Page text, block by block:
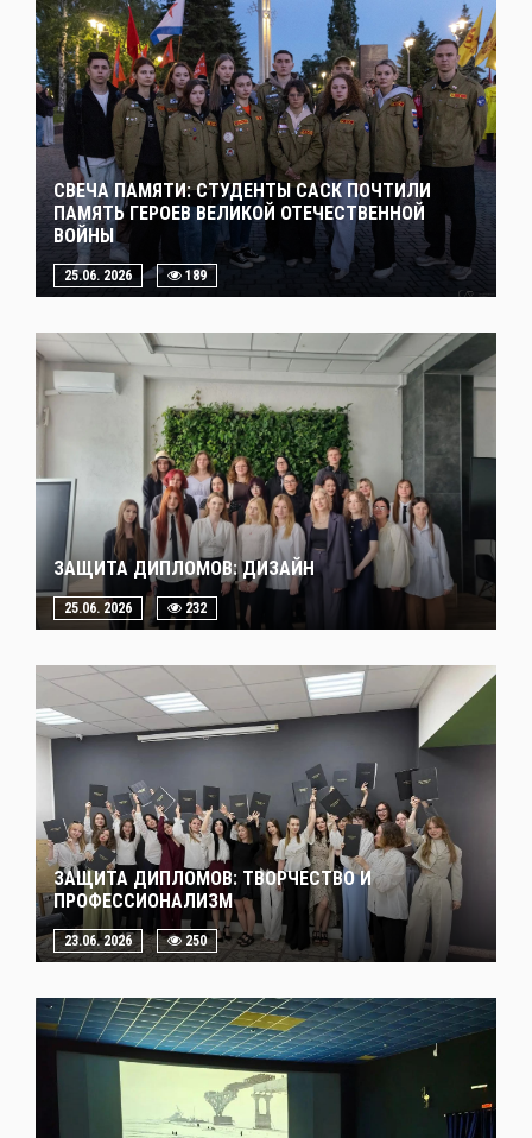
СВЕЧА ПАМЯТИ: СТУДЕНТЫ САСК ПОЧТИЛИ
ПАМЯТЬ ГЕРОЕВ ВЕЛИКОЙ ОТЕЧЕСТВЕННОЙ
ВОЙНЫ
25.06. 2026 189
ЗАЩИТА ДИПЛОМОВ: ДИЗАЙН
25.06. 2026 232
ЗАЩИТА ДИПЛОМОВ: ТВОРЧЕСТВО И
ПРОФЕССИОНАЛИЗМ
23.06. 2026 250